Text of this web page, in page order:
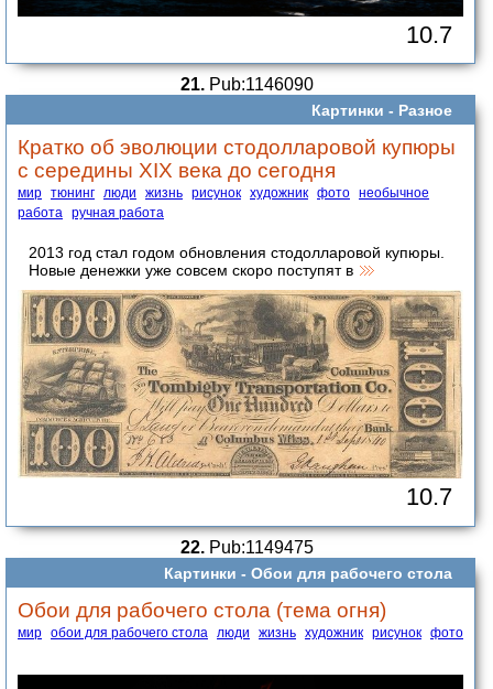
10.7
21.Pub:1146090
Картинки - Разное
Кратко об эволюции стодолларовой купюры
с середины XIX века до сегодня
мир тюнинг люди жизнь рисунок художник фото необычное
работа ручная работа
2013 год стал годом обновления стодолларовой купюры.
Новые денежки уже совсем скоро поступят в
10.7
22.Pub:1149475
Картинки - Обои для рабочего стола
Обои для рабочего стола (тема огня)
мир обои для рабочего стола люди жизнь художник рисунок фото